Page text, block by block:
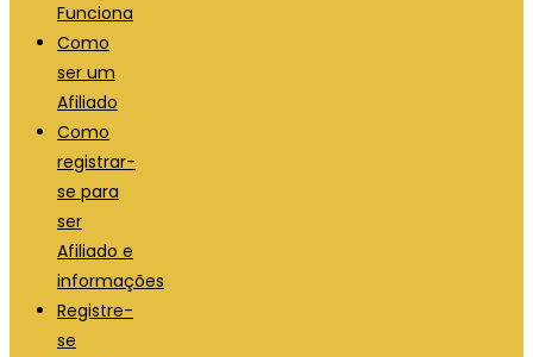
Funciona
Como
ser um
Afiliado
Como
registrar-
se para
ser
Afiliado e
informações
Registre-
se